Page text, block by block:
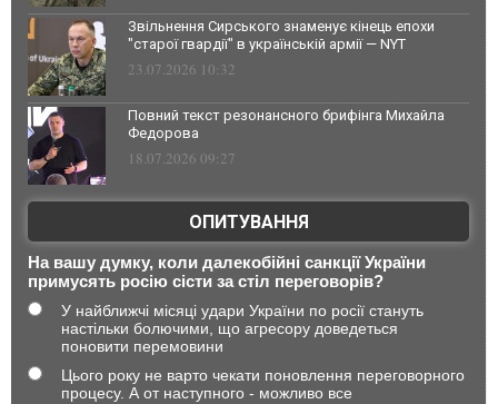
Звільнення Сирського знаменує кінець епохи
"старої гвардії" в українській армії — NYT
23.07.2026 10:32
Повний текст резонансного брифінга Михайла
Федорова
18.07.2026 09:27
ОПИТУВАННЯ
На вашу думку, коли далекобійні санкції України
примусять росію сісти за стіл переговорів?
У найближчі місяці удари України по росії стануть
настільки болючими, що агресору доведеться
поновити перемовини
Цього року не варто чекати поновлення переговорного
процесу. А от наступного - можливо все